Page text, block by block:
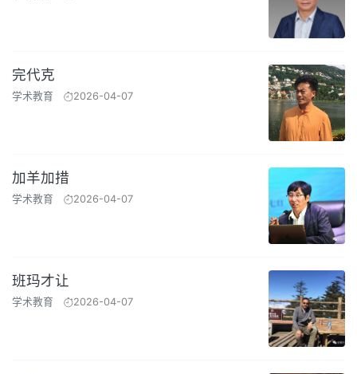
完代克
学术教育 2026-04-07
加羊加措
学术教育 2026-04-07
班玛才让
学术教育 2026-04-07